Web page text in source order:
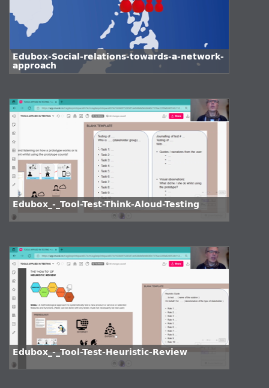
Edubox-Social-relations-towards-a-network-
approach
Edubox_-_Tool-Test-Think-Aloud-Testing
Edubox_-_Tool-Test-Heuristic-Review